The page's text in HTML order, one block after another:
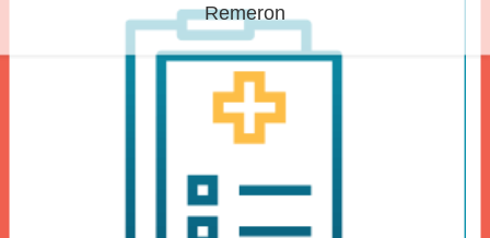
Remeron